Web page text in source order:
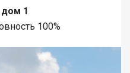
1
100%